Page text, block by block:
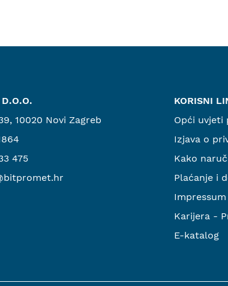
10020 Novi Zagreb
475
KORISNI
Opći uvjeti
Izjava o
Kako
Plaćanje i
Impressum
Karijera -
E-katalog